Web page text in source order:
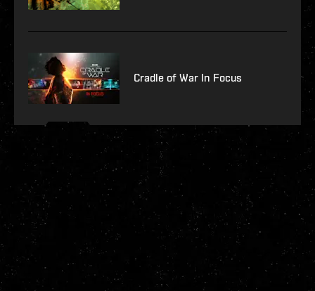
Cradle of War In Focus